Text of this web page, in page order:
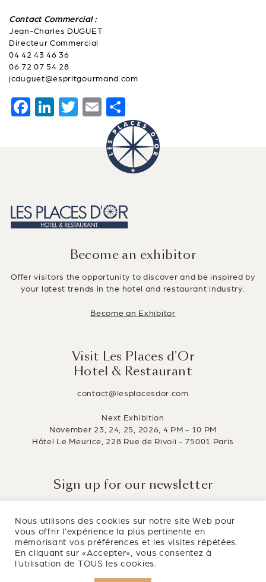
Contact Commercial :
Jean-Charles DUGUET
Directeur Commercial
04 42 43 46 36
06 72 07 54 28
jcduguet@espritgourmand.com
F
o
o
Li
n
T
E
m
ai
h
ar
e
Become an exhibitor
Offer visitors the opportunity to discover and be inspired by
your latest trends in the hotel and restaurant industry.
Become an Exhibitor
Visit Les Places d’Or
Hotel & Restaurant
contact@lesplacesdor.com
Next Exhibition
November 23, 24, 25, 2026, 4 PM - 10 PM
Hôtel Le Meurice, 228 Rue de Rivoli - 75001 Paris
Sign up for our newsletter
restaurant industry.
Nous utilisons des cookies sur notre site Web pour
vous offrir l'expérience la plus pertinente en
mémorisant vos préférences et les visites répétées.
En cliquant sur «Accepter», vous consentez à
l'utilisation de TOUS les cookies.